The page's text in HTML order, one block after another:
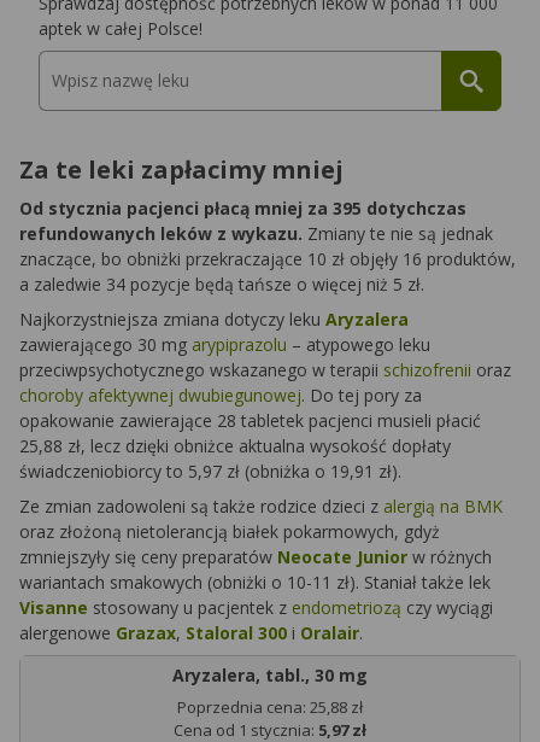
aptek w całej Polsce!
Za te leki zapłacimy mniej
Od stycznia pacjenci płacą mniej za 395 dotychczas
refundowanych leków z wykazu. Zmiany te nie są jednak
znaczące, bo obniżki przekraczające 10 zł objęły 16 produktów,
a zaledwie 34 pozycje będą tańsze o więcej niż 5 zł.
Najkorzystniejsza zmiana dotyczy leku Aryzalera
zawierającego 30 mg arypiprazolu – atypowego leku
przeciwpsychotycznego wskazanego w terapii schizofrenii oraz
choroby afektywnej dwubiegunowej. Do tej pory za
opakowanie zawierające 28 tabletek pacjenci musieli płacić
25,88 zł, lecz dzięki obniżce aktualna wysokość dopłaty
świadczeniobiorcy to 5,97 zł (obniżka o 19,91 zł).
Ze zmian zadowoleni są także rodzice dzieci z alergią na BMK
oraz złożoną nietolerancją białek pokarmowych, gdyż
zmniejszyły się ceny preparatów Neocate Junior w różnych
wariantach smakowych (obniżki o 10-11 zł). Staniał także lek
Visanne stosowany u pacjentek z endometriozą czy wyciągi
alergenowe Grazax, Staloral 300 i Oralair.
Aryzalera, tabl., 30 mg
Poprzednia cena: 25,88 zł
Cena od 1 stycznia: 5,97 zł